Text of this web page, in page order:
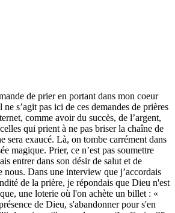
de prier en portant dans mon coeur
s’agit pas ici de ces demandes de prières
comme avoir du succès, de l’argent,
qui prient à ne pas briser la chaîne de
sera exaucé. Là, on tombe carrément dans
magique. Prier, ce n’est pas soumettre
entrer dans son désir de salut et de
nous. Dans une interview que j’accordais
de la prière, je répondais que Dieu n'est
une loterie où l'on achète un billet : «
de Dieu, s'abandonner pour s'en